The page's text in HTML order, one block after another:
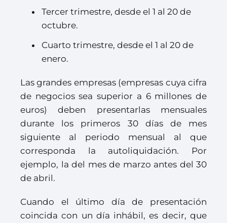
Tercer trimestre, desde el 1 al 20 de
octubre.
Cuarto trimestre, desde el 1 al 20 de
enero.
Las grandes empresas (empresas cuya cifra
de negocios sea superior a 6 millones de
euros) deben presentarlas mensuales
durante los primeros 30 días de mes
siguiente al periodo mensual al que
corresponda la autoliquidación. Por
ejemplo, la del mes de marzo antes del 30
de abril.
Cuando el último día de presentación
coincida con un día inhábil, es decir, que